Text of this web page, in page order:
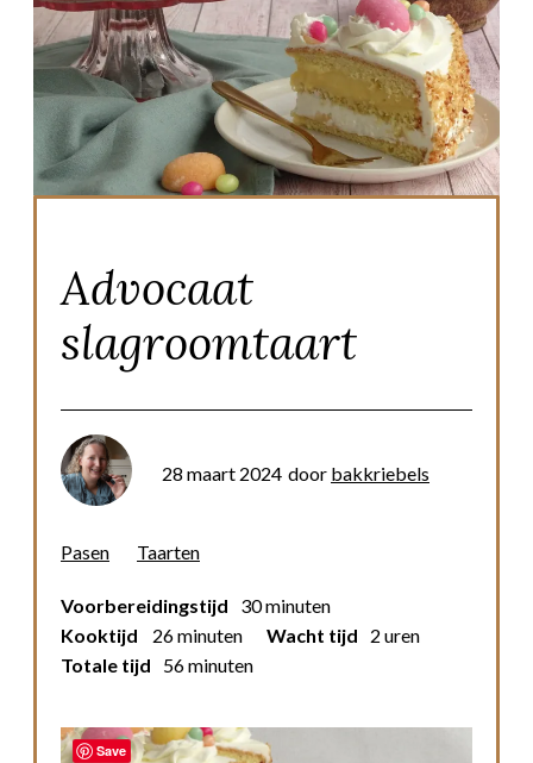
Advocaat
slagroomtaart
28 maart 2024 door bakkriebels
Pasen Taarten
Voorbereidingstijd
30 minuten
Kooktijd
26 minuten Wacht tijd
2 uren
Totale tijd
56 minuten
Save